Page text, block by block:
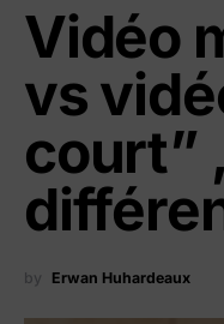
Vidéo
vs
court”
by Erwan Huhardeaux